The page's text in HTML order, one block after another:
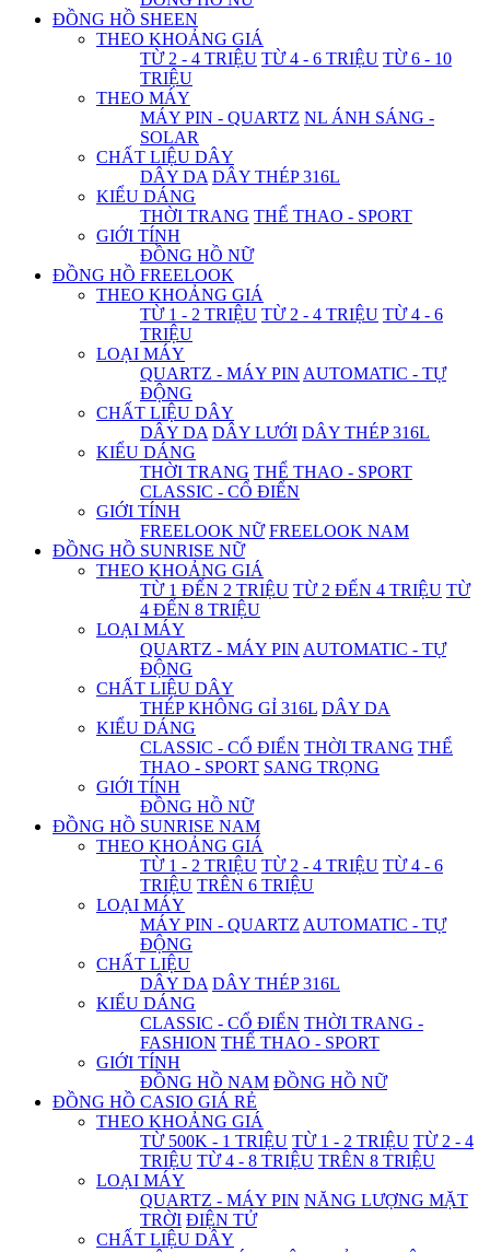
ĐỒNG HỒ SHEEN
THEO KHOẢNG GIÁ
TỪ 2 - 4 TRIỆU TỪ 4 - 6 TRIỆU TỪ 6 - 10
TRIỆU
THEO MÁY
MÁY PIN - QUARTZ NL ÁNH SÁNG -
SOLAR
CHẤT LIỆU DÂY
DÂY DA DÂY THÉP 316L
KIỂU DÁNG
THỜI TRANG THỂ THAO - SPORT
GIỚI TÍNH
ĐỒNG HỒ NỮ
ĐỒNG HỒ FREELOOK
THEO KHOẢNG GIÁ
TỪ 1 - 2 TRIỆU TỪ 2 - 4 TRIỆU TỪ 4 - 6
TRIỆU
LOẠI MÁY
QUARTZ - MÁY PIN AUTOMATIC - TỰ
ĐỘNG
CHẤT LIỆU DÂY
DÂY DA DÂY LƯỚI DÂY THÉP 316L
KIỂU DÁNG
THỜI TRANG THỂ THAO - SPORT
CLASSIC - CỔ ĐIỂN
GIỚI TÍNH
FREELOOK NỮ FREELOOK NAM
ĐỒNG HỒ SUNRISE NỮ
THEO KHOẢNG GIÁ
TỪ 1 ĐẾN 2 TRIỆU TỪ 2 ĐẾN 4 TRIỆU TỪ
4 ĐẾN 8 TRIỆU
LOẠI MÁY
QUARTZ - MÁY PIN AUTOMATIC - TỰ
ĐỘNG
CHẤT LIỆU DÂY
THÉP KHÔNG GỈ 316L DÂY DA
KIỂU DÁNG
CLASSIC - CỔ ĐIỂN THỜI TRANG THỂ
THAO - SPORT SANG TRỌNG
GIỚI TÍNH
ĐỒNG HỒ NỮ
ĐỒNG HỒ SUNRISE NAM
THEO KHOẢNG GIÁ
TỪ 1 - 2 TRIỆU TỪ 2 - 4 TRIỆU TỪ 4 - 6
TRIỆU TRÊN 6 TRIỆU
LOẠI MÁY
MÁY PIN - QUARTZ AUTOMATIC - TỰ
ĐỘNG
CHẤT LIỆU
DÂY DA DÂY THÉP 316L
KIỂU DÁNG
CLASSIC - CỔ ĐIỂN THỜI TRANG -
FASHION THỂ THAO - SPORT
GIỚI TÍNH
ĐỒNG HỒ NAM ĐỒNG HỒ NỮ
ĐỒNG HỒ CASIO GIÁ RẺ
THEO KHOẢNG GIÁ
TỪ 500K - 1 TRIỆU TỪ 1 - 2 TRIỆU TỪ 2 - 4
TRIỆU TỪ 4 - 8 TRIỆU TRÊN 8 TRIỆU
LOẠI MÁY
QUARTZ - MÁY PIN NĂNG LƯỢNG MẶT
TRỜI ĐIỆN TỬ
CHẤT LIỆU DÂY